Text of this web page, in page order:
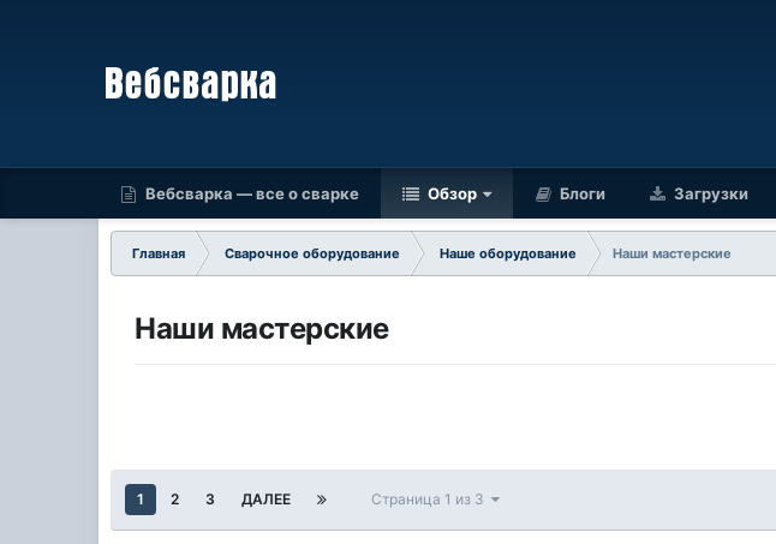
Вебсварка — все о сварке Обзор Блоги Загрузки
Главная Сварочное оборудование Наше оборудование
Наши мастерские
Наши мастерские
1 2 3 ДАЛЕЕ Страница 1 из 3